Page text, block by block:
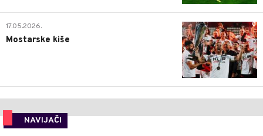
0
17.05.2026.
Mostarske kiše
NAVIJAČI